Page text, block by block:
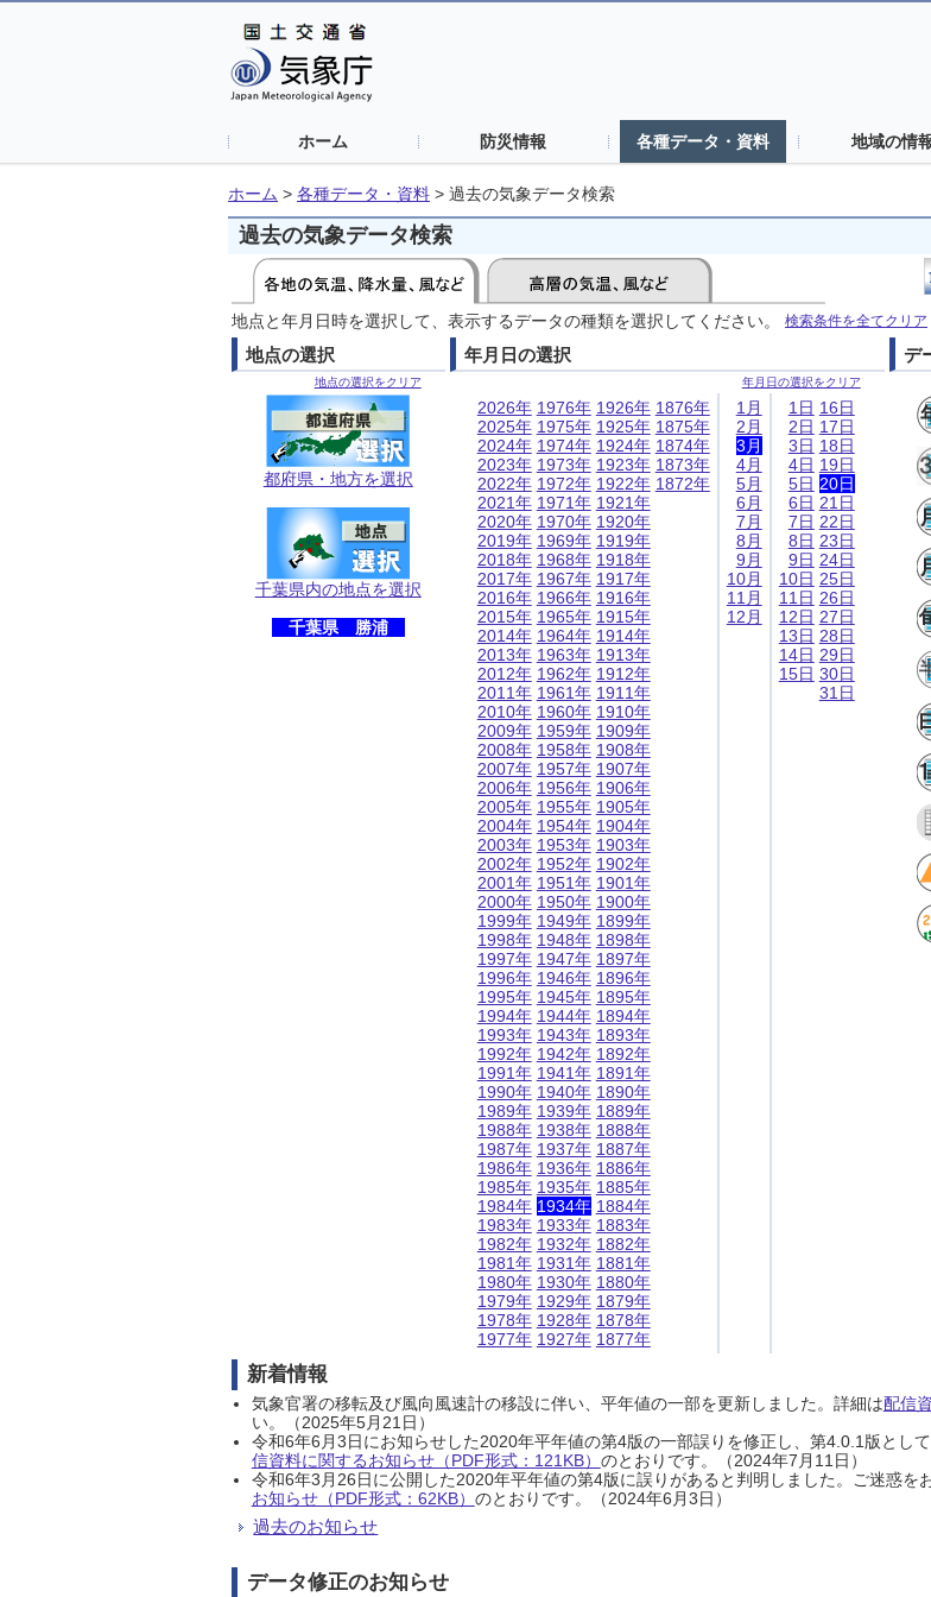
ホーム 防災情報 各種データ・資料 地域の情
ホーム > 各種データ・資料 > 過去の気象データ検索
過去の気象データ検索
地点と年月日時を選択して、表示するデータの種類を選択してください。 検索条件を全てクリア
地点の選択
地点の選択をクリア
都府県・地方を選択
千葉県内の地点を選択
千葉県 勝浦
年月日の選択
年月日の選択をクリア
2026年
2025年
2024年
2023年
2022年
2021年
2020年
2019年
2018年
2017年
2016年
2015年
2014年
2013年
2012年
2011年
2010年
2009年
2008年
2007年
2006年
2005年
2004年
2003年
2002年
2001年
2000年
1999年
1998年
1997年
1996年
1995年
1994年
1993年
1992年
1991年
1990年
1989年
1988年
1987年
1986年
1985年
1984年
1983年
1982年
1981年
1980年
1979年
1978年
1977年
1976年
1975年
1974年
1973年
1972年
1971年
1970年
1969年
1968年
1967年
1966年
1965年
1964年
1963年
1962年
1961年
1960年
1959年
1958年
1957年
1956年
1955年
1954年
1953年
1952年
1951年
1950年
1949年
1948年
1947年
1946年
1945年
1944年
1943年
1942年
1941年
1940年
1939年
1938年
1937年
1936年
1935年
1934年
1933年
1932年
1931年
1930年
1929年
1928年
1927年
1926年
1925年
1924年
1923年
1922年
1921年
1920年
1919年
1918年
1917年
1916年
1915年
1914年
1913年
1912年
1911年
1910年
1909年
1908年
1907年
1906年
1905年
1904年
1903年
1902年
1901年
1900年
1899年
1898年
1897年
1896年
1895年
1894年
1893年
1892年
1891年
1890年
1889年
1888年
1887年
1886年
1885年
1884年
1883年
1882年
1881年
1880年
1879年
1878年
1877年
1876年
1875年
1874年
1873年
1872年
1月
2月
3月
4月
5月
6月
7月
8月
9月
10月
11月
12月
1日
2日
3日
4日
5日
6日
7日
8日
9日
10日
11日
12日
13日
14日
15日
16日
17日
18日
19日
20日
21日
22日
23日
24日
25日
26日
27日
28日
29日
30日
31日
デ
新着情報
気象官署の移転及び風向風速計の移設に伴い、平年値の一部を更新しました。詳細は配信
い。（2025年5月21日）
令和6年6月3日にお知らせした2020年平年値の第4版の一部誤りを修正し、第4.0.1版とし
信資料に関するお知らせ（PDF形式：121KB） のとおりです。（2024年7月11日）
令和6年3月26日に公開した2020年平年値の第4版に誤りがあると判明しました。ご迷惑を
お知らせ（PDF形式：62KB） のとおりです。（2024年6月3日）
過去のお知らせ
データ修正のお知らせ